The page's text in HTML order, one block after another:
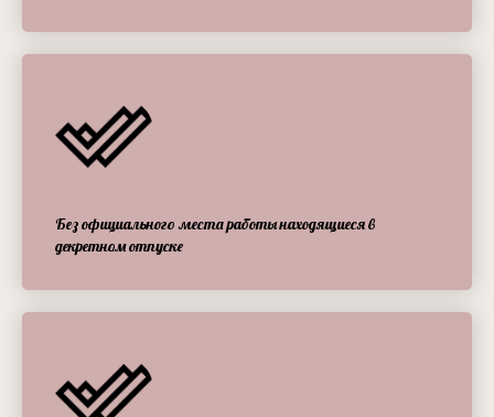
Без официального места работы находящиеся в
декретном отпуске